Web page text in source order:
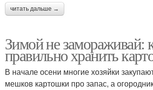
читать дальше →
Зимой не замораживай:
правильно хранить
В начале осени многие хозяйки
мешков картошки про запас, а